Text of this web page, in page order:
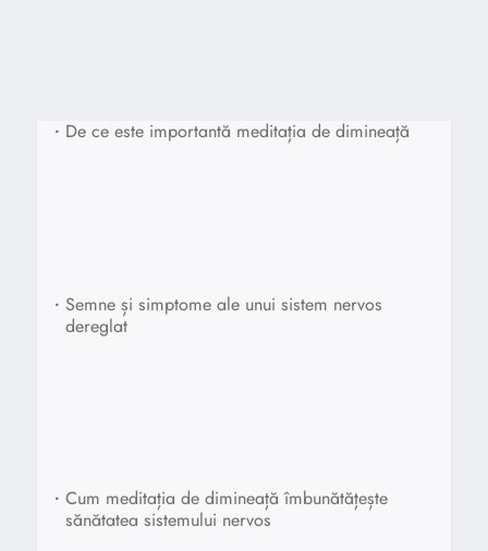
• De ce este importantă meditația de dimineață
• Semne și simptome ale unui sistem nervos
dereglat
• Cum meditația de dimineață îmbunătățește
sănătatea sistemului nervos